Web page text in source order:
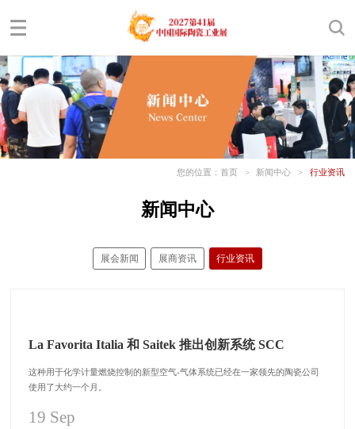
您的位置： 首页 > 新闻中心 > 行业资讯
新闻中心
展会新闻 展商资讯 行业资讯
La Favorita Italia 和 Saitek 推出创新系统 SCC
这种用于化学计量燃烧控制的新型空气-气体系统已经在一家领先的陶瓷公司
使用了大约一个月。
19 Sep